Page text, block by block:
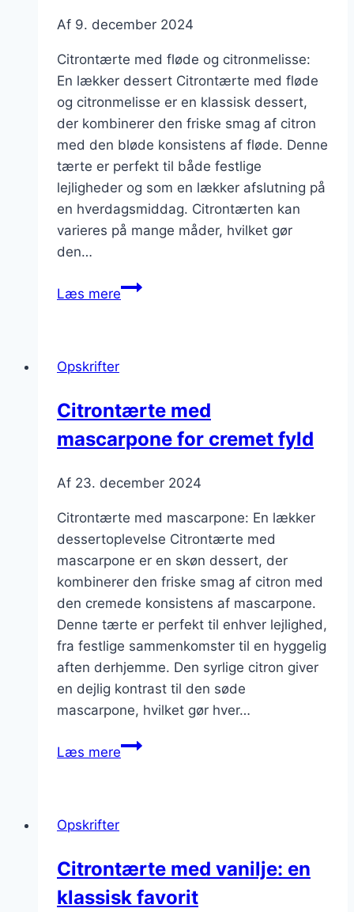
Af 9. december 2024
Citrontærte med fløde og citronmelisse:
En lækker dessert Citrontærte med fløde
og citronmelisse er en klassisk dessert,
der kombinerer den friske smag af citron
med den bløde konsistens af fløde. Denne
tærte er perfekt til både festlige
lejligheder og som en lækker afslutning på
en hverdagsmiddag. Citrontærten kan
varieres på mange måder, hvilket gør
den…
Læs mereCitrontærte
Opskrifter
Citrontærte med
mascarpone for cremet fyld
Af 23. december 2024
Citrontærte med mascarpone: En lækker
dessertoplevelse Citrontærte med
mascarpone er en skøn dessert, der
kombinerer den friske smag af citron med
den cremede konsistens af mascarpone.
Denne tærte er perfekt til enhver lejlighed,
fra festlige sammenkomster til en hyggelig
aften derhjemme. Den syrlige citron giver
en dejlig kontrast til den søde
mascarpone, hvilket gør hver…
Læs mereCitrontærte
Opskrifter
Citrontærte med vanilje: en
klassisk favorit